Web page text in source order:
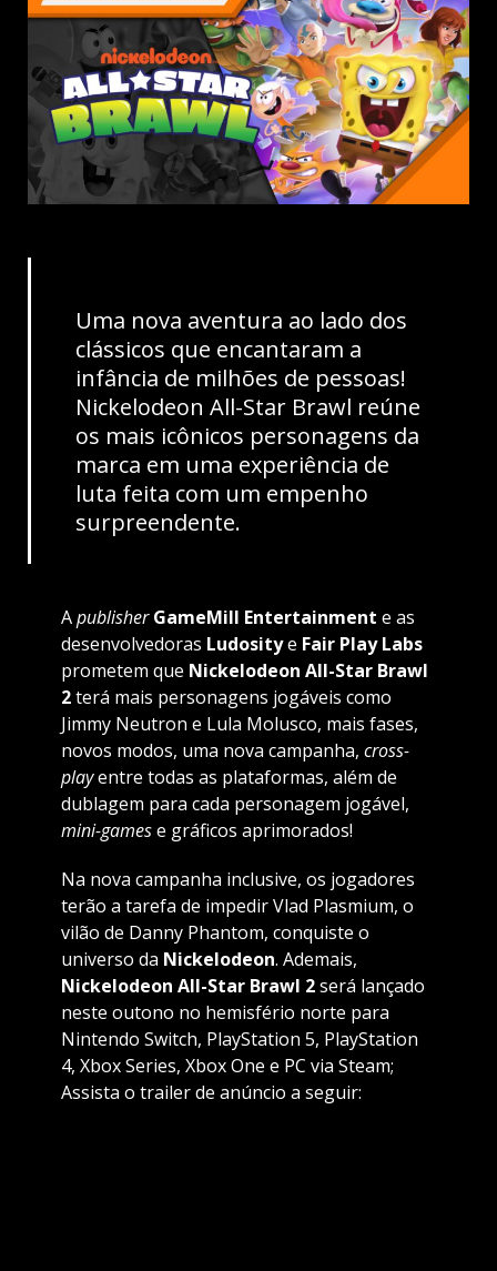
Uma nova aventura ao lado dos
clássicos que encantaram a
infância de milhões de pessoas!
Nickelodeon All-Star Brawl reúne
os mais icônicos personagens da
marca em uma experiência de
luta feita com um empenho
surpreendente.
Apublisher GameMill Entertainment e as
desenvolvedoras Ludositye Fair Play Labs
prometem que Nickelodeon All-Star Brawl
2terá mais personagens jogáveis como
Jimmy Neutron e Lula Molusco, mais fases,
novos modos, uma nova campanha, cross-
playentre todas as plataformas, além de
dublagem para cada personagem jogável,
mini-gamese gráficos aprimorados!
Na nova campanha inclusive, os jogadores
terão a tarefa de impedir Vlad Plasmium, o
vilão de Danny Phantom, conquiste o
universo da Nickelodeon. Ademais,
Nickelodeon All-Star Brawl 2será lançado
neste outono no hemisfério norte para
Nintendo Switch, PlayStation 5, PlayStation
4, Xbox Series, Xbox One e PC via Steam;
Assista o trailer de anúncio a seguir: